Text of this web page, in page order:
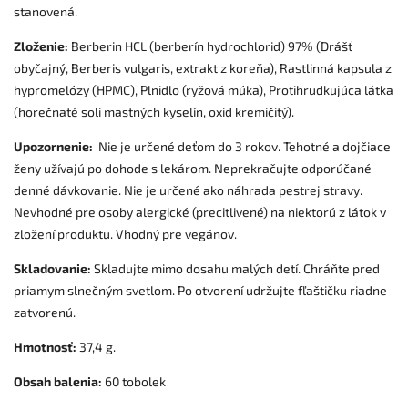
stanovená.
Zloženie: Berberin HCL (berberín hydrochlorid) 97% (Drášť
obyčajný, Berberis vulgaris, extrakt z koreňa), Rastlinná kapsula z
hypromelózy (HPMC), Plnidlo (ryžová múka), Protihrudkujúca látka
(horečnaté soli mastných kyselín, oxid kremičitý).
Upozornenie: Nie je určené deťom do 3 rokov. Tehotné a dojčiace
ženy užívajú po dohode s lekárom. Neprekračujte odporúčané
denné dávkovanie. Nie je určené ako náhrada pestrej stravy.
Nevhodné pre osoby alergické (precitlivené) na niektorú z látok v
zložení produktu. Vhodný pre vegánov.
Skladovanie: Skladujte mimo dosahu malých detí. Chráňte pred
priamym slnečným svetlom. Po otvorení udržujte fľaštičku riadne
zatvorenú.
Hmotnosť: 37,4 g.
Obsah balenia: 60 tobolek